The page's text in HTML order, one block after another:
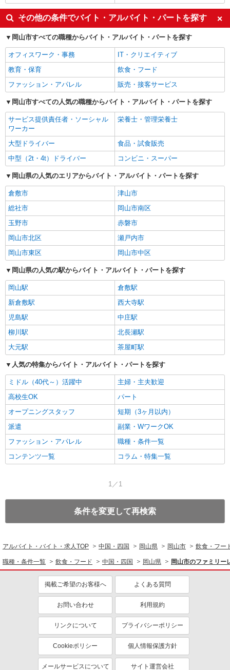
その他の条件でバイト・アルバイト・パートを探す
岡山市すべての職種からバイト・アルバイト・パートを探す
オフィスワーク・事務
IT・クリエイティブ
教育・保育
飲食・フード
ファッション・アパレル
販売・接客サービス
岡山市すべての人気の職種からバイト・アルバイト・パートを探す
サービス提供責任者・ソーシャル
ワーカー
栄養士・管理栄養士
大型ドライバー
食品・試食販売
中型（2t・4t）ドライバー
コンビニ・スーパー
岡山県の人気のエリアからバイト・アルバイト・パートを探す
倉敷市
津山市
総社市
岡山市南区
玉野市
赤磐市
岡山市北区
瀬戸内市
岡山市東区
岡山市中区
岡山県の人気の駅からバイト・アルバイト・パートを探す
岡山駅
倉敷駅
新倉敷駅
西大寺駅
児島駅
中庄駅
柳川駅
北長瀬駅
大元駅
茶屋町駅
人気の特集からバイト・アルバイト・パートを探す
ミドル（40代～）活躍中
主婦・主夫歓迎
高校生OK
パート
オープニングスタッフ
短期（3ヶ月以内）
派遣
副業・WワークOK
ファッション・アパレル
職種・条件一覧
コンテンツ一覧
コラム・特集一覧
1／1
条件を変更して再検索
アルバイト・バイト・求人TOP 中国・四国 岡山県 岡山市 飲食・フー
職種・条件一覧 飲食・フード 中国・四国 岡山県 岡山市のファミリー
掲載ご希望のお客様へ よくある質問
お問い合わせ 利用規約
リンクについて プライバシーポリシー
Cookieポリシー 個人情報保護方針
メールサービスについて サイト運営会社